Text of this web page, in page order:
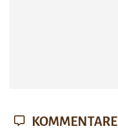
KOMMENTARE